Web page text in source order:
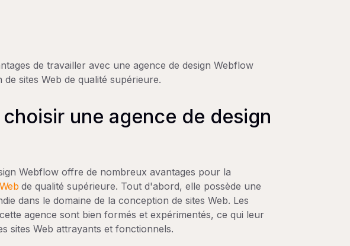
de travailler avec une agence de design Webflow
sites Web de qualité supérieure.
une agence de design
Webflow offre de nombreux avantages pour la
de qualité supérieure. Tout d'abord, elle possède une
dans le domaine de la conception de sites Web. Les
agence sont bien formés et expérimentés, ce qui leur
sites Web attrayants et fonctionnels.